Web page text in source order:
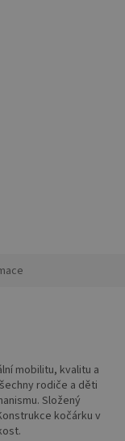
mobilitu, kvalitu a
rodiče a děti
Složený
kočárku v